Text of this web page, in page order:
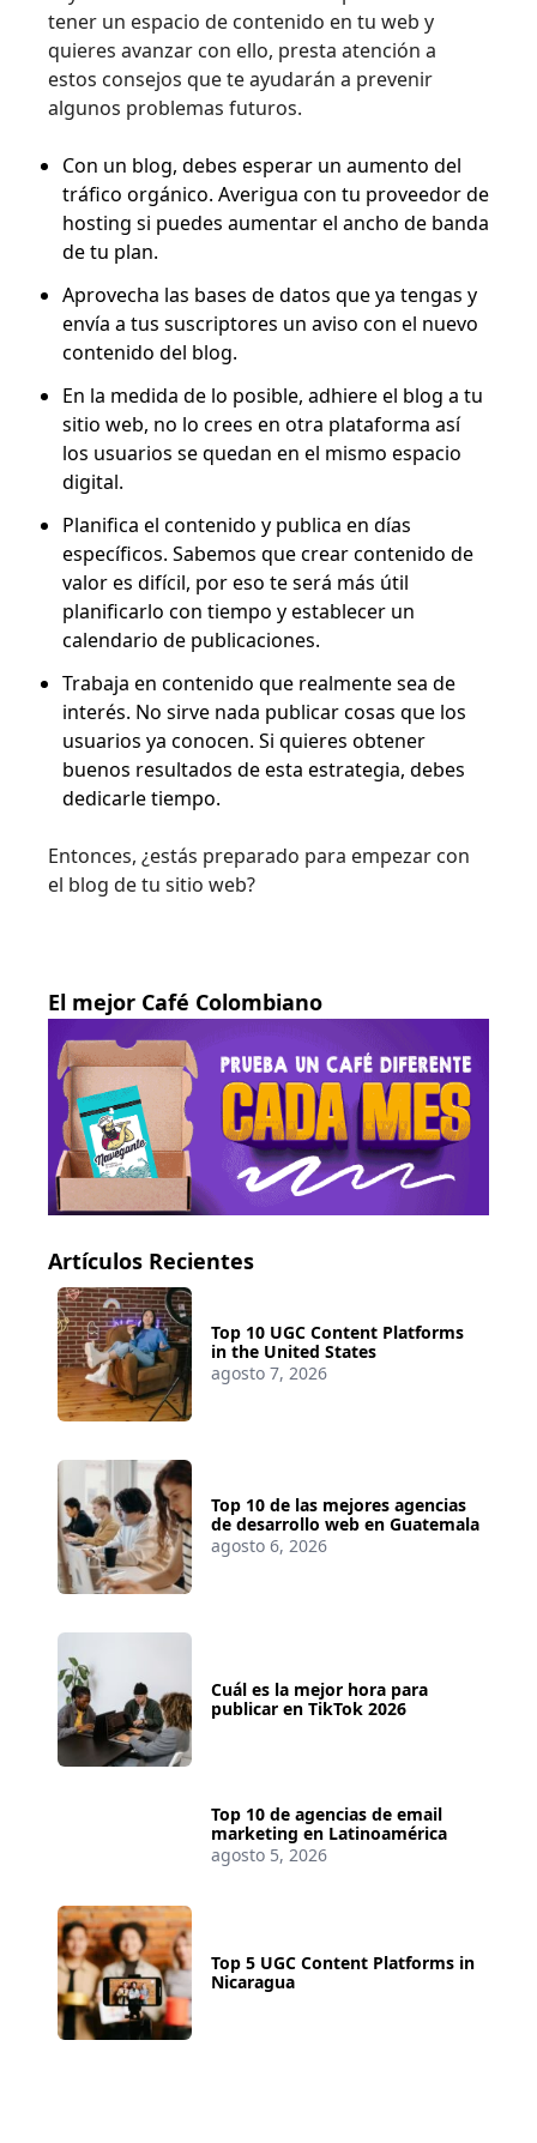
tener un espacio de contenido en tu web y
quieres avanzar con ello, presta atención a
estos consejos que te ayudarán a prevenir
algunos problemas futuros.
Con un blog, debes esperar un aumento del
tráfico orgánico. Averigua con tu proveedor de
hosting si puedes aumentar el ancho de banda
de tu plan.
Aprovecha las bases de datos que ya tengas y
envía a tus suscriptores un aviso con el nuevo
contenido del blog.
En la medida de lo posible, adhiere el blog a tu
sitio web, no lo crees en otra plataforma así
los usuarios se quedan en el mismo espacio
digital.
Planifica el contenido y publica en días
específicos. Sabemos que crear contenido de
valor es difícil, por eso te será más útil
planificarlo con tiempo y establecer un
calendario de publicaciones.
Trabaja en contenido que realmente sea de
interés. No sirve nada publicar cosas que los
usuarios ya conocen. Si quieres obtener
buenos resultados de esta estrategia, debes
dedicarle tiempo.
Entonces, ¿estás preparado para empezar con
el blog de tu sitio web?
El mejor Café Colombiano
Artículos Recientes
Top 10 UGC Content Platforms
in the United States
agosto 7, 2026
Top 10 de las mejores agencias
de desarrollo web en Guatemala
agosto 6, 2026
Cuál es la mejor hora para
publicar en TikTok 2026
Top 10 de agencias de email
marketing en Latinoamérica
agosto 5, 2026
Top 5 UGC Content Platforms in
Nicaragua